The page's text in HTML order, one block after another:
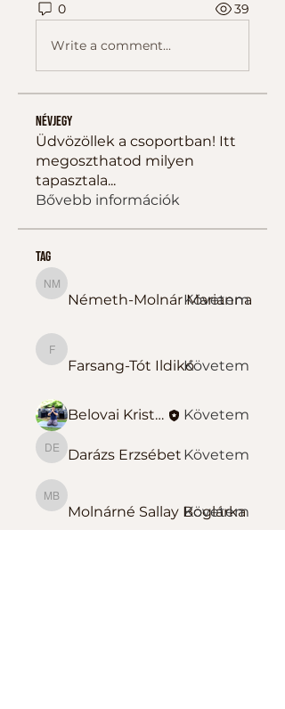
0 39
Write a comment...
Névjegy
Üdvözöllek a csoportban! Itt
megoszthatod milyen
tapasztala...
Bővebb információk
tag
Németh-Molnár Marianna
Németh-Molnár Marianna
Követem
Farsang-Tót Ildikó
Farsang-Tót IldikóKövetem
Belovai Kristóf Sportedző Követem
Darázs Erzsébet
Darázs Erzsébet Követem
Molnárné Sallay Boglárka
Molnárné Sallay Boglárka
Követem